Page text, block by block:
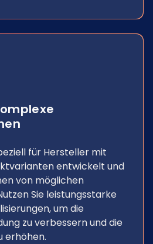
für Hersteller mit
entwickelt und
von möglichen
Sie leistungsstarke
um die
zu verbessern und die
erhöhen.